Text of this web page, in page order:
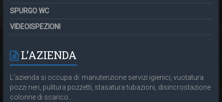
SPURGO WC
VIDEOISPEZIONI
L’AZIENDA
L’azienda si occupa di: manutenzione servizi igienici, vuotatura
pozzi neri, pulitura pozzetti, stasatura tubazioni, disincrostazione
colonne di scarico…